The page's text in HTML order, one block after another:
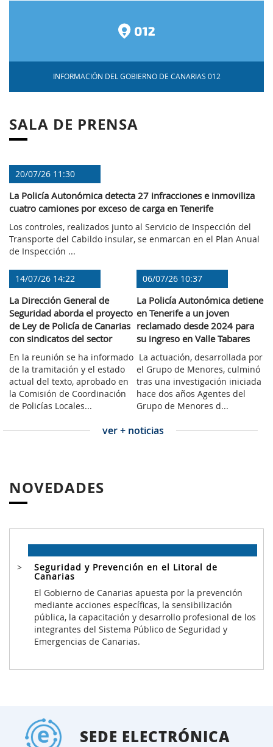
INFORMACIÓN DEL GOBIERNO DE CANARIAS 012
SALA DE PRENSA
20/07/26 11:30
La Policía Autonómica detecta 27 infracciones e inmoviliza
cuatro camiones por exceso de carga en Tenerife
Los controles, realizados junto al Servicio de Inspección del
Transporte del Cabildo insular, se enmarcan en el Plan Anual
de Inspección ...
14/07/26 14:22
La Dirección General de
Seguridad aborda el proyecto
de Ley de Policía de Canarias
con sindicatos del sector
En la reunión se ha informado
de la tramitación y el estado
actual del texto, aprobado en
la Comisión de Coordinación
de Policías Locales...
06/07/26 10:37
La Policía Autonómica detiene
en Tenerife a un joven
reclamado desde 2024 para
su ingreso en Valle Tabares
La actuación, desarrollada por
el Grupo de Menores, culminó
tras una investigación iniciada
hace dos años Agentes del
Grupo de Menores d...
ver + noticias
NOVEDADES
Seguridad y Prevención en el Litoral de
Canarias
El Gobierno de Canarias apuesta por la prevención
mediante acciones específicas, la sensibilización
pública, la capacitación y desarrollo profesional de los
integrantes del Sistema Público de Seguridad y
Emergencias de Canarias.
SEDE ELECTRÓNICA